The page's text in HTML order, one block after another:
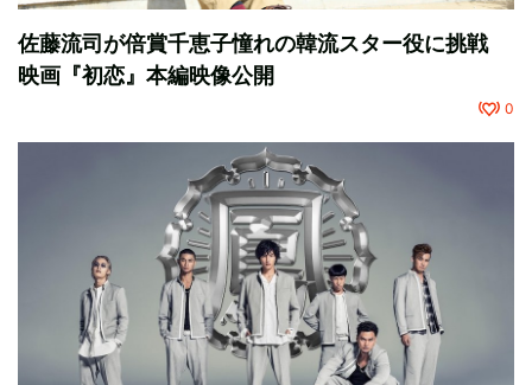
佐藤流司が倍賞千恵子憧れの韓流スター役に挑戦
映画『初恋』本編映像公開
0